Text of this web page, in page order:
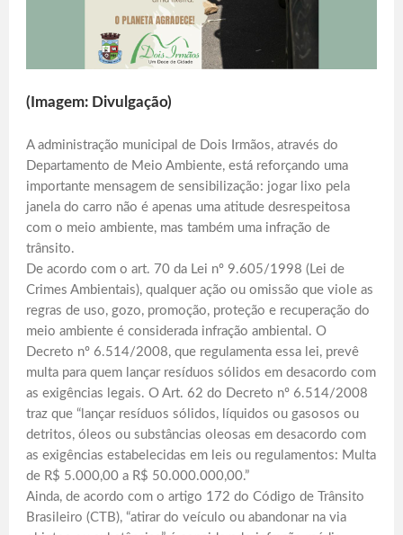
(Imagem: Divulgação)
A administração municipal de Dois Irmãos, através do
Departamento de Meio Ambiente, está reforçando uma
importante mensagem de sensibilização: jogar lixo pela
janela do carro não é apenas uma atitude desrespeitosa
com o meio ambiente, mas também uma infração de
trânsito.
De acordo com o art. 70 da Lei nº 9.605/1998 (Lei de
Crimes Ambientais), qualquer ação ou omissão que viole as
regras de uso, gozo, promoção, proteção e recuperação do
meio ambiente é considerada infração ambiental. O
Decreto nº 6.514/2008, que regulamenta essa lei, prevê
multa para quem lançar resíduos sólidos em desacordo com
as exigências legais. O Art. 62 do Decreto nº 6.514/2008
traz que “lançar resíduos sólidos, líquidos ou gasosos ou
detritos, óleos ou substâncias oleosas em desacordo com
as exigências estabelecidas em leis ou regulamentos: Multa
de R$ 5.000,00 a R$ 50.000.000,00.”
Ainda, de acordo com o artigo 172 do Código de Trânsito
Brasileiro (CTB), “atirar do veículo ou abandonar na via